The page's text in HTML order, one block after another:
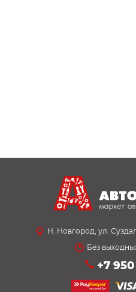
Н. Новгород, ул.
Без
+7 950